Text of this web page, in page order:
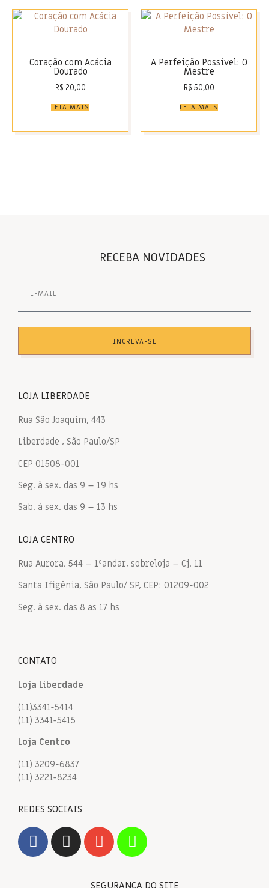
Coração com Acácia
Dourado
R$ 20,00
LEIA MAIS
A Perfeição Possível: O
Mestre
R$ 50,00
LEIA MAIS
RECEBA NOVIDADES
INCREVA-SE
LOJA LIBERDADE
Rua São Joaquim, 443
Liberdade , São Paulo/SP
CEP 01508-001
Seg. à sex. das 9 – 19 hs
Sab. à sex. das 9 – 13 hs
LOJA CENTRO
Rua Aurora, 544 – 1ºandar, sobreloja – Cj. 11
Santa Ifigênia, São Paulo/ SP, CEP: 01209-002
Seg. à sex. das 8 as 17 hs
CONTATO
Loja Liberdade
(11)3341-5414
(11) 3341-5415
Loja Centro
(11) 3209-6837
(11) 3221-8234
REDES SOCIAIS